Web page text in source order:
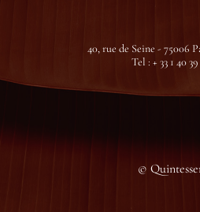
40, rue de Seine - 75006
Tel : + 33 1 40
©